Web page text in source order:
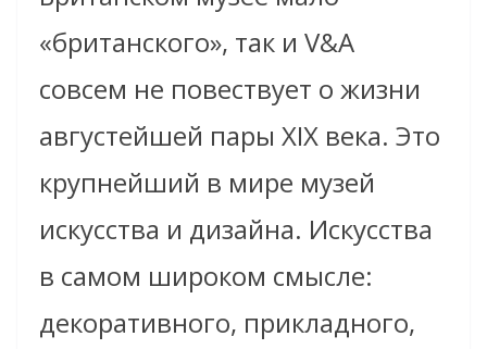
«британского», так и V&A
совсем не повествует о жизни
августейшей пары XIX века. Это
крупнейший в мире музей
искусства и дизайна. Искусства
в самом широком смысле:
декоративного, прикладного,